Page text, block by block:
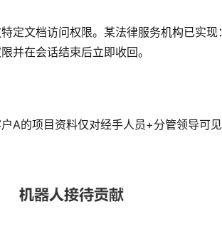
定文档访问权限。某法律服务机构已实现
并在会话结束后立即收回。
A的项目资料仅对经手人员+分管领导可